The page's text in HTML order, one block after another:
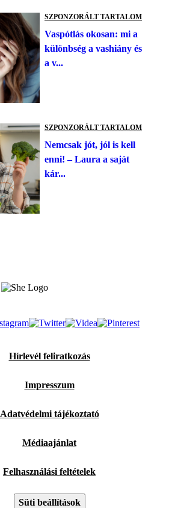
SZPONZORÁLT TARTALOM
Vaspótlás okosan: mi a
különbség a vashiány és
a v...
SZPONZORÁLT TARTALOM
Nemcsak jót, jól is kell
enni! – Laura a saját
kár...
Hírlevél feliratkozás
Impresszum
Adatvédelmi tájékoztató
Médiaajánlat
Felhasználási feltételek
Süti beállítások